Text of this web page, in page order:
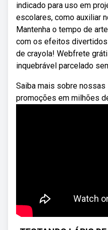
indicado para uso em
escolares, como auxiliar
Mantenha o tempo de
com os efeitos
de crayola! Webfrete
inquebrável parcelado
Saiba mais sobre
promoções em milhões